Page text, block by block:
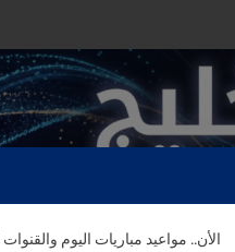
الأن.. مواعيد مباريات اليوم والقنوات الناقلة